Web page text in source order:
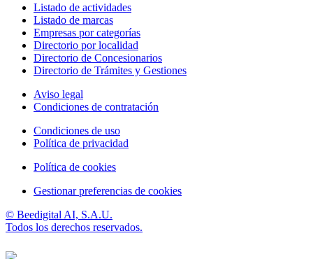
Listado de actividades
Listado de marcas
Empresas por categorías
Directorio por localidad
Directorio de Concesionarios
Directorio de Trámites y Gestiones
Aviso legal
Condiciones de contratación
Condiciones de uso
Política de privacidad
Política de cookies
Gestionar preferencias de cookies
© Beedigital AI, S.A.U.
Todos los derechos reservados.